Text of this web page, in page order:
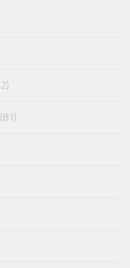
(81)